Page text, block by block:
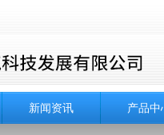
新闻资讯 产品中